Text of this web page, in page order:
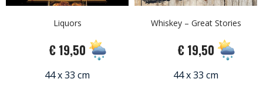
Liquors
€ 19,50
44 x 33 cm
Whiskey – Great Stories
€ 19,50
44 x 33 cm